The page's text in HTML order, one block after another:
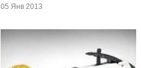
05 Янв 2013